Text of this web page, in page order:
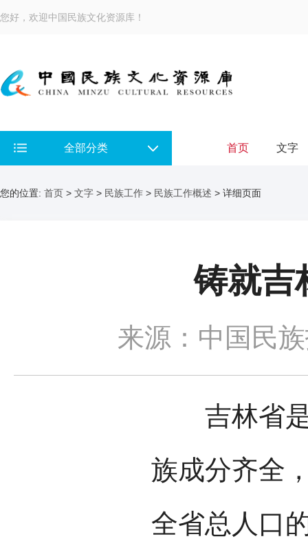
您好，欢迎中国民族文化资源库！
全部分类 首页 文字
您的位置: 首页 > 文字 > 民族工作 > 民族工作概述 > 详细页面
铸就吉
来源：中国民
吉林省是
族成分齐全
全省总人口